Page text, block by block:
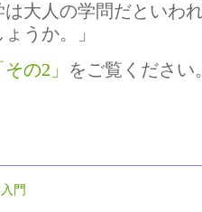
は大人の学問だといわ
うか。」
その2」 をご覧ください
門